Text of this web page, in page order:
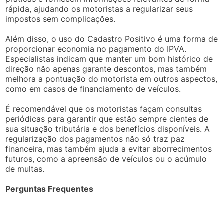
rápida, ajudando os motoristas a regularizar seus
impostos sem complicações.
Além disso, o uso do Cadastro Positivo é uma forma de
proporcionar economia no pagamento do IPVA.
Especialistas indicam que manter um bom histórico de
direção não apenas garante descontos, mas também
melhora a pontuação do motorista em outros aspectos,
como em casos de financiamento de veículos.
É recomendável que os motoristas façam consultas
periódicas para garantir que estão sempre cientes de
sua situação tributária e dos benefícios disponíveis. A
regularização dos pagamentos não só traz paz
financeira, mas também ajuda a evitar aborrecimentos
futuros, como a apreensão de veículos ou o acúmulo
de multas.
Perguntas Frequentes